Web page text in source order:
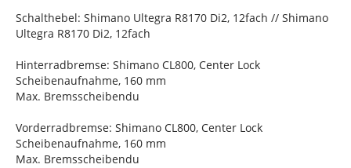
Schalthebel: Shimano Ultegra R8170 Di2, 12fach // Shimano
Ultegra R8170 Di2, 12fach
Hinterradbremse: Shimano CL800, Center Lock
Scheibenaufnahme, 160 mm
Max. Bremsscheibendu
Vorderradbremse: Shimano CL800, Center Lock
Scheibenaufnahme, 160 mm
Max. Bremsscheibendu